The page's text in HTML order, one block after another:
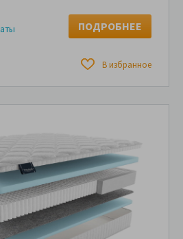
В избранное
ПОДРОБНЕЕ